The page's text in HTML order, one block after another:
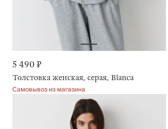
5 490 ₽
Толстовка женская, серая, Blanca
Самовывоз из магазина